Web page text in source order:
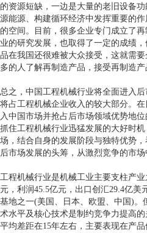
的资源短缺，一边是大量的老旧设备
源能源、构建循环经济中发挥重要的
的空间。目前，很多企业专门成立了
业的研究发展，也取得了一定的成绩
品在我国还很难被大众接受，这就需
多的人了解再制造产品，接受再制造产
总之，中国工程机械行业将全面进入
将占工程机械企业收入的较大部分。
入中国市场并抢占后市场领域优势地
抓住工程机械行业迅猛发展的大好时
场，结合自身的发展阶段与独特优势
后市场发展的头筹，从激烈竞争的市场
工程机械行业是机械工业主要支柱产
元，利润45.5亿元，出口创汇29.4亿
基地之一(美国、日本、欧盟、中国)。
术水平及核心技术是制约竞争力提高
平均差距在15年左右，主要表现在产